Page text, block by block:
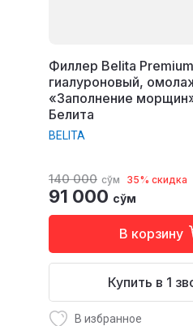
Филлер Belita
гиалуроновый,
«Заполнение
Белита
BELITA
140 000 сўм 35% скидка
91 000 сўм
В корзину
Купить в 1
В избранное